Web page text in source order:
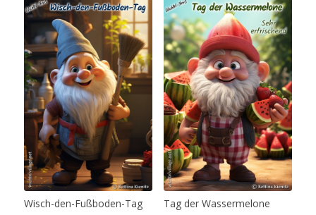
Wisch-den-Fußboden-Tag
Tag der Wassermelone